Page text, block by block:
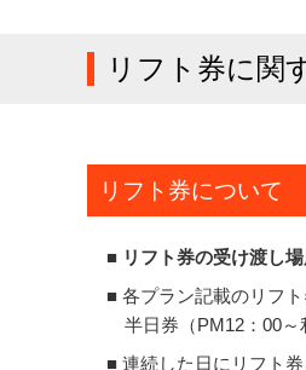
リフト券に関
リフト券について
■ リフト券の受け渡し
■ 各プラン記載のリフ
半日券（PM12：00～
■ 連続した日にリフト